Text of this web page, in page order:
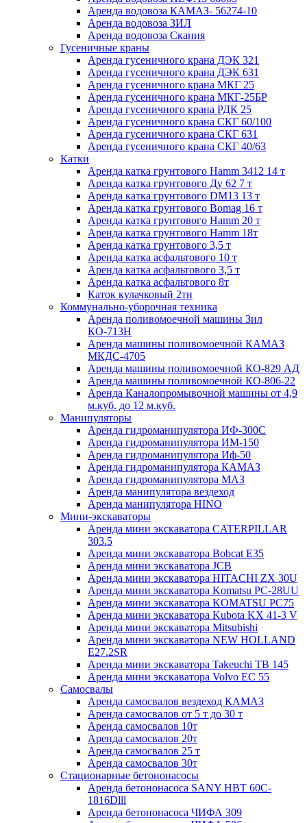
Аренда водовоза КАМАЗ- 56274-10
Аренда водовоза ЗИЛ
Аренда водовоза Скания
Гусеничные краны
Аренда гусеничного крана ДЭК 321
Аренда гусеничного крана ДЭК 631
Аренда гусеничного крана МКГ 25
Аренда гусеничного крана МКГ-25БР
Аренда гусеничного крана РДК 25
Аренда гусеничного крана СКГ 60/100
Аренда гусеничного крана СКГ 631
Аренда гусеничного крана СКГ 40/63
Катки
Аренда катка грунтового Hamm 3412 14 т
Аренда катка грунтового Ду 62 7 т
Аренда катка грунтового DM13 13 т
Аренда катка грунтового Bomag 16 т
Аренда катка грунтового Hamm 20 т
Аренда катка грунтового Hamm 18т
Аренда катка грунтового 3,5 т
Аренда катка асфальтового 10 т
Аренда катка асфальтового 3,5 т
Аренда катка асфальтового 8т
Каток кулачковый 2тн
Коммунально-уборочная техника
Аренда поливомоечной машины Зил
КО-713Н
Аренда машины поливомоечной КАМАЗ
МКДС-4705
Аренда машины поливомоечной КО-829 АД
Аренда машины поливомоечной КО-806-22
Аренда Каналопромывочной машины от 4,9
м.куб. до 12 м.куб.
Манипуляторы
Аренда гидроманипулятора ИФ-300С
Аренда гидроманипулятора ИМ-150
Аренда гидроманипулятора Иф-50
Аренда гидроманипулятора КАМАЗ
Аренда гидроманипулятора МАЗ
Аренда манипулятора вездеход
Аренда манипулятора HINO
Мини-экскаваторы
Аренда мини экскаватора CATERPILLAR
303.5
Аренда мини экскаватора Bobcat E35
Аренда мини экскаватора JCB
Аренда мини экскаватора HITACHI ZX 30U
Аренда мини экскаватора Komatsu PC-28UU
Аренда мини экскаватора KOMATSU PC75
Аренда мини экскаватора Kubota KX 41-3 V
Аренда мини экскаватора Mitsubishi
Аренда мини экскаватора NEW HOLLAND
E27.2SR
Аренда мини экскаватора Takeuchi ТB 145
Аренда мини экскаватора Volvo EC 55
Самосвалы
Аренда самосвалов вездеход КАМАЗ
Аренда самосвалов от 5 т до 30 т
Аренда самосвалов 10т
Аренда самосвалов 20т
Аренда самосвалов 25 т
Аренда самосвалов 30т
Стационарные бетононасосы
Аренда бетононасоса SANY HBT 60C-
1816Dlll
Аренда бетононасоса ЧИФА 309